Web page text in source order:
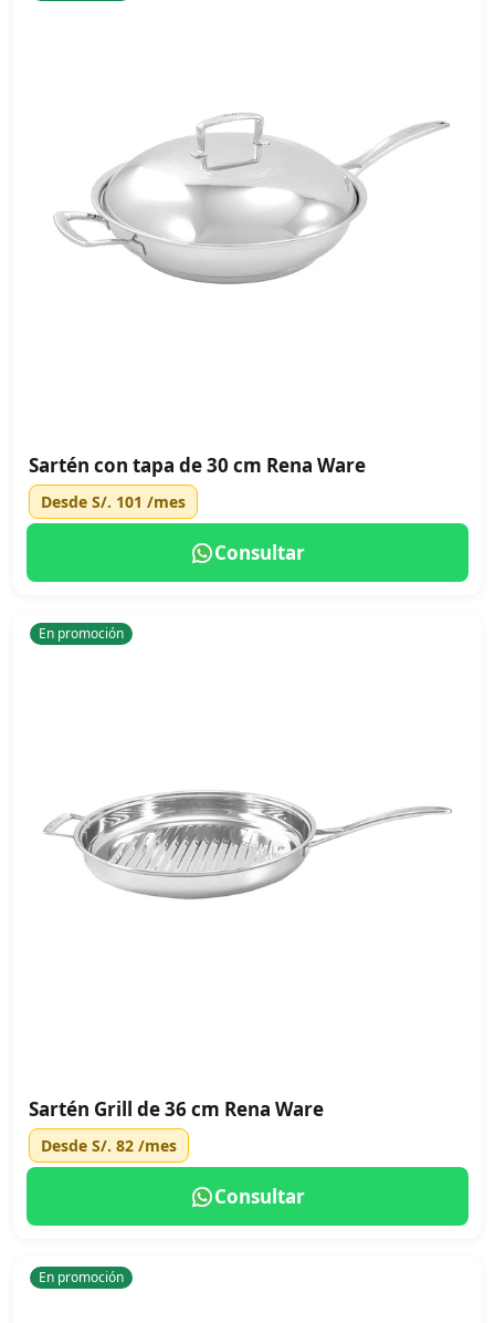
Sartén con tapa de 30 cm Rena Ware
Desde S/. 101 /mes
Consultar
En promoción
Sartén Grill de 36 cm Rena Ware
Desde S/. 82 /mes
Consultar
En promoción